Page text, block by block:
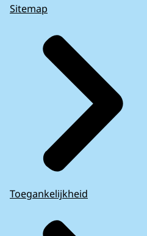
Sitemap
Toegankelijkheid